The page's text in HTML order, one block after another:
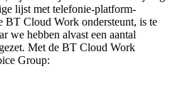
lijst met telefonie-platform-
BT Cloud Work ondersteunt, is te
we hebben alvast een aantal
Met de BT Cloud Work
Group: